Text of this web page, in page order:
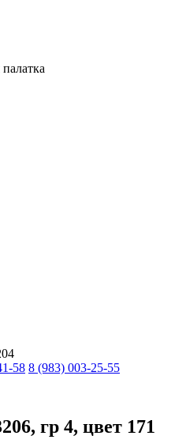
58 8 (983) 003-25-55
гр 4, цвет 171